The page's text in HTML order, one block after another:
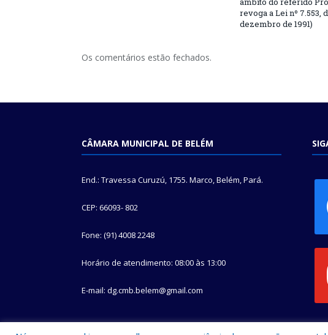
revoga a Lei nº 7.553,
dezembro de 1991)
Os comentários estão fechados.
CÂMARA MUNICIPAL DE BELÉM
End.: Travessa Curuzú, 1755. Marco, Belém, Pará.
CEP: 66093- 802
Fone: (91) 4008 2248
Horário de atendimento: 08:00 às 13:00
E-mail: dg.cmb.belem@gmail.com